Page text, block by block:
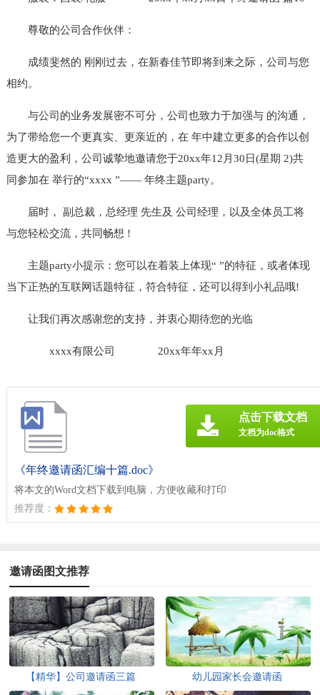
尊敬的公司合作伙伴：
成绩斐然的 刚刚过去，在新春佳节即将到来之际，公司与您
相约。
与公司的业务发展密不可分，公司也致力于加强与 的沟通，
为了带给您一个更真实、更亲近的，在 年中建立更多的合作以创
造更大的盈利，公司诚挚地邀请您于20xx年12月30日(星期 2)共
同参加在 举行的“xxxx ”—— 年终主题party。
届时， 副总裁，总经理 先生及 公司经理，以及全体员工将
与您轻松交流，共同畅想 !
主题party小提示：您可以在着装上体现“ ”的特征，或者体现
当下正热的互联网话题特征，符合特征，还可以得到小礼品哦!
让我们再次感谢您的支持，并衷心期待您的光临
xxxx有限公司 20xx年年xx月
《年终邀请函汇编十篇.doc》
将本文的Word文档下载到电脑，方便收藏和打印
推荐度：
点击下载文档
文档为doc格式
邀请函图文推荐
【精华】公司邀请函三篇 幼儿园家长会邀请函